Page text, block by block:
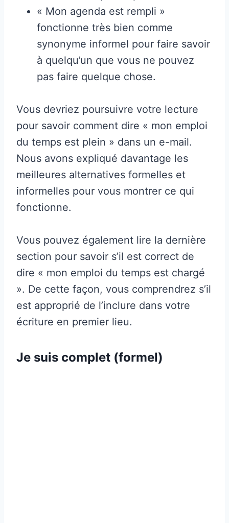
« Mon agenda est rempli »
fonctionne très bien comme
synonyme informel pour faire savoir
à quelqu’un que vous ne pouvez
pas faire quelque chose.
Vous devriez poursuivre votre lecture
pour savoir comment dire « mon emploi
du temps est plein » dans un e-mail.
Nous avons expliqué davantage les
meilleures alternatives formelles et
informelles pour vous montrer ce qui
fonctionne.
Vous pouvez également lire la dernière
section pour savoir s’il est correct de
dire « mon emploi du temps est chargé
». De cette façon, vous comprendrez s’il
est approprié de l’inclure dans votre
écriture en premier lieu.
Je suis complet (formel)